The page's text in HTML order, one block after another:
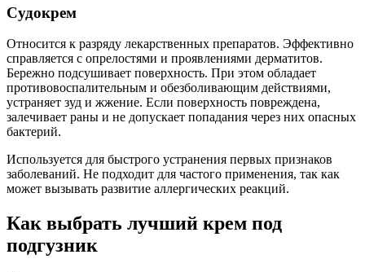
Судокрем
Относится к разряду лекарственных препаратов. Эффективно
справляется с опрелостями и проявлениями дерматитов.
Бережно подсушивает поверхность. При этом обладает
противовоспалительным и обезболивающим действиями,
устраняет зуд и жжение. Если поверхность повреждена,
залечивает раны и не допускает попадания через них опасных
бактерий.
Используется для быстрого устранения первых признаков
заболеваний. Не подходит для частого применения, так как
может вызывать развитие аллергических реакций.
Как выбрать лучший крем под
подгузник